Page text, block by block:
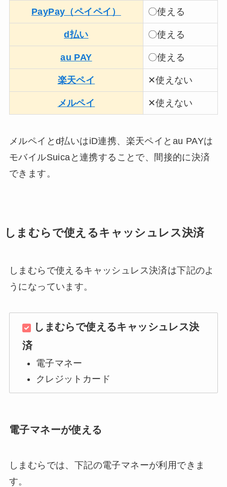
PayPay（ペイペイ） 〇使える
d払い 〇使える
au PAY 〇使える
楽天ペイ ✕使えない
メルペイ ✕使えない
メルペイとd払いはiD連携、楽天ペイとau PAYは
モバイルSuicaと連携することで、間接的に決済
できます。
しまむらで使えるキャッシュレス決済
しまむらで使えるキャッシュレス決済は下記のよ
うになっています。
しまむらで使えるキャッシュレス決
済
電子マネー
クレジットカード
電子マネーが使える
しまむらでは、下記の電子マネーが利用できま
す。